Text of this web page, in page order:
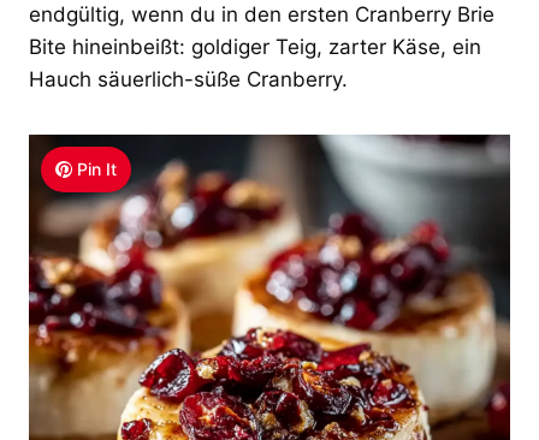
endgültig, wenn du in den ersten Cranberry Brie
Bite hineinbeißt: goldiger Teig, zarter Käse, ein
Hauch säuerlich-süße Cranberry.
Pin It